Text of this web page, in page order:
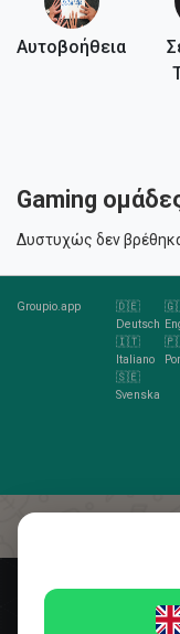
Αυτοβοήθεια
Gaming
Δυστυχώς δεν
Groupio.app
🇩🇪
Deutsch
🇮🇹
Italiano
🇸🇪
Svenska